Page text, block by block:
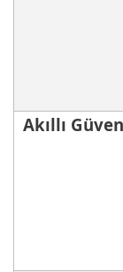
Akıllı